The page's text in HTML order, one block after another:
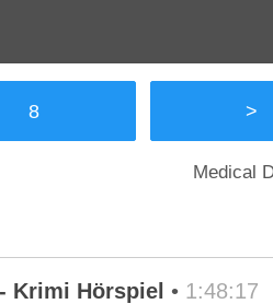
8 >
Medical
Krimi Hörspiel • 1:48:17